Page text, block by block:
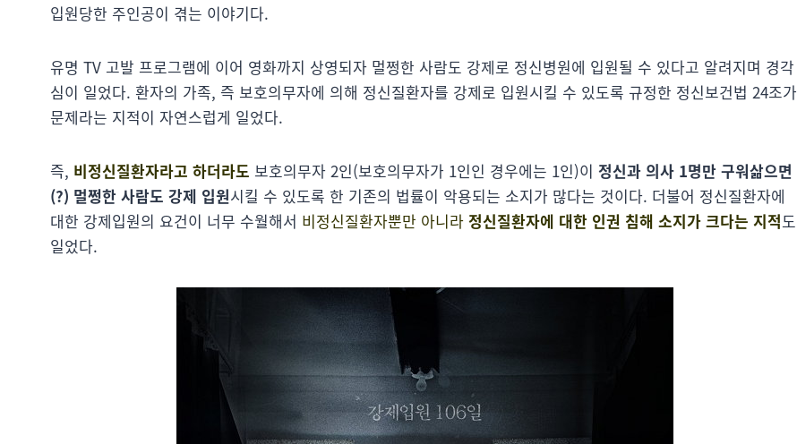
입원당한 주인공이 겪는 이야기다.
유명 TV 고발 프로그램에 이어 영화까지 상영되자 멀쩡한 사람도 강제로 정신병원에 입원될 수 있다고 알려지며 경각
심이 일었다. 환자의 가족, 즉 보호의무자에 의해 정신질환자를 강제로 입원시킬 수 있도록 규정한 정신보건법 24조가
문제라는 지적이 자연스럽게 일었다.
즉, 비정신질환자라고 하더라도 보호의무자 2인(보호의무자가 1인인 경우에는 1인)이 정신과 의사 1명만 구워삶으면
(?) 멀쩡한 사람도 강제 입원시킬 수 있도록 한 기존의 법률이 악용되는 소지가 많다는 것이다. 더불어 정신질환자에
대한 강제입원의 요건이 너무 수월해서 비정신질환자뿐만 아니라 정신질환자에 대한 인권 침해 소지가 크다는 지적도
일었다.